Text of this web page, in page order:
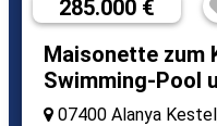
285.000 €
Maisonette zum
Swimming-Pool
07400 Alanya